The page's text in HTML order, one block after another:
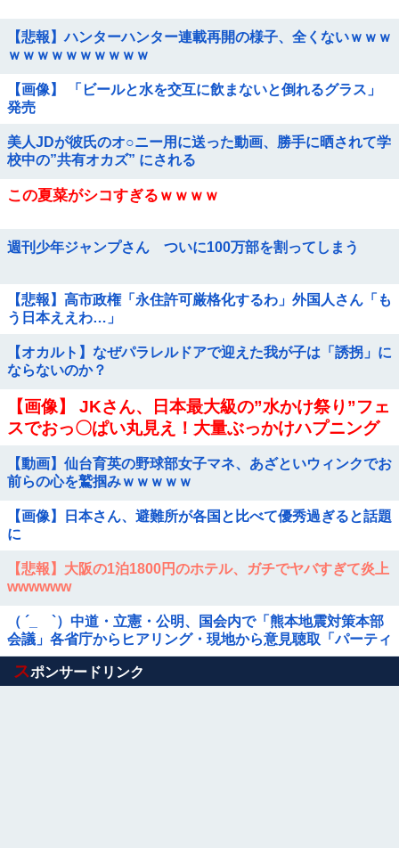
【悲報】ハンターハンター連載再開の様子、全くないｗｗｗ
ｗｗｗｗｗｗｗｗｗｗ
【画像】 「ビールと水を交互に飲まないと倒れるグラス」
発売
美人JDが彼氏のオ○ニー用に送った動画、勝手に晒されて学
校中の”共有オカズ” にされる
この夏菜がシコすぎるｗｗｗｗ
週刊少年ジャンプさん ついに100万部を割ってしまう
【悲報】高市政権「永住許可厳格化するわ」外国人さん「も
う日本ええわ…」
【オカルト】なぜパラレルドアで迎えた我が子は「誘拐」に
ならないのか？
【画像】 JKさん、日本最大級の”水かけ祭り”フェ
スでおっ〇ぱい丸見え！大量ぶっかけハプニング
【動画】仙台育英の野球部女子マネ、あざといウィンクでお
前らの心を鷲掴みｗｗｗｗｗ
【画像】日本さん、避難所が各国と比べて優秀過ぎると話題
に
【悲報】大阪の1泊1800円のホテル、ガチでヤバすぎて炎上
wwwwww
（ ´_ゝ`）中道・立憲・公明、国会内で「熊本地震対策本部
会議」各省庁からヒアリング・現地から意見聴取「パーティ
ション、人手、宿泊施設の不足や、...
Powered by livedoor 相互RSS
スポンサードリンク